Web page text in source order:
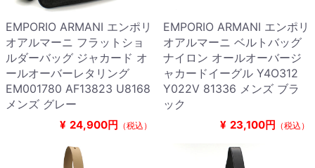
EMPORIO ARMANI エンポリ
オアルマーニ フラットショ
ルダーバッグ ジャカード オ
ールオーバーレタリング
EM001780 AF13823 U8168
メンズ グレー
¥ 24,900円 （税込）
EMPORIO ARMANI エンポリ
オアルマーニ ベルトバッグ
ナイロン オールオーバージ
ャカードイーグル Y4O312
Y022V 81336 メンズ ブラ
ック
¥ 23,100円 （税込）